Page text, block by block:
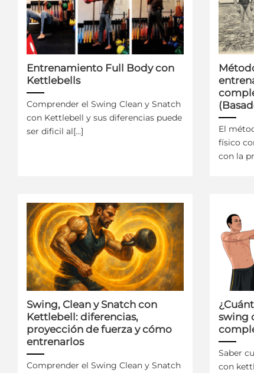
Entrenamiento Full Body con
Kettlebells
Comprender el Swing Clean y Snatch
con Kettlebell y sus diferencias puede
ser dificil al[...]
El
físico
con la
Swing, Clean y Snatch con
Kettlebell: diferencias,
proyección de fuerza y cómo
entrenarlos
Comprender el Swing Clean y Snatch
swing
Saber
con